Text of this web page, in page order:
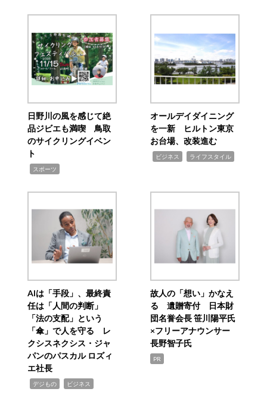
日野川の風を感じて絶
品ジビエも満喫 鳥取
のサイクリングイベン
ト
スポーツ
オールデイダイニング
を一新 ヒルトン東京
お台場、改装進む
ビジネス ライフスタイル
AIは「手段」、最終責
任は「人間の判断」
「法の支配」という
「傘」で人を守る レ
クシスネクシス・ジャ
パンのパスカル ロズィ
エ社長
デジもの ビジネス
故人の「想い」かなえ
る 遺贈寄付 日本財
団名誉会長 笹川陽平氏
×フリーアナウンサー
長野智子氏
PR